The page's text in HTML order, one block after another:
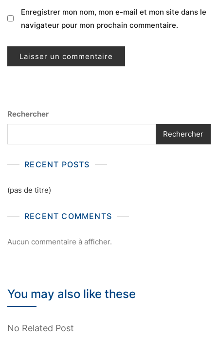
Enregistrer mon nom, mon e-mail et mon site dans le
navigateur pour mon prochain commentaire.
Rechercher
Rechercher
RECENT POSTS
(pas de titre)
RECENT COMMENTS
Aucun commentaire à afficher.
You may also like these
No Related Post